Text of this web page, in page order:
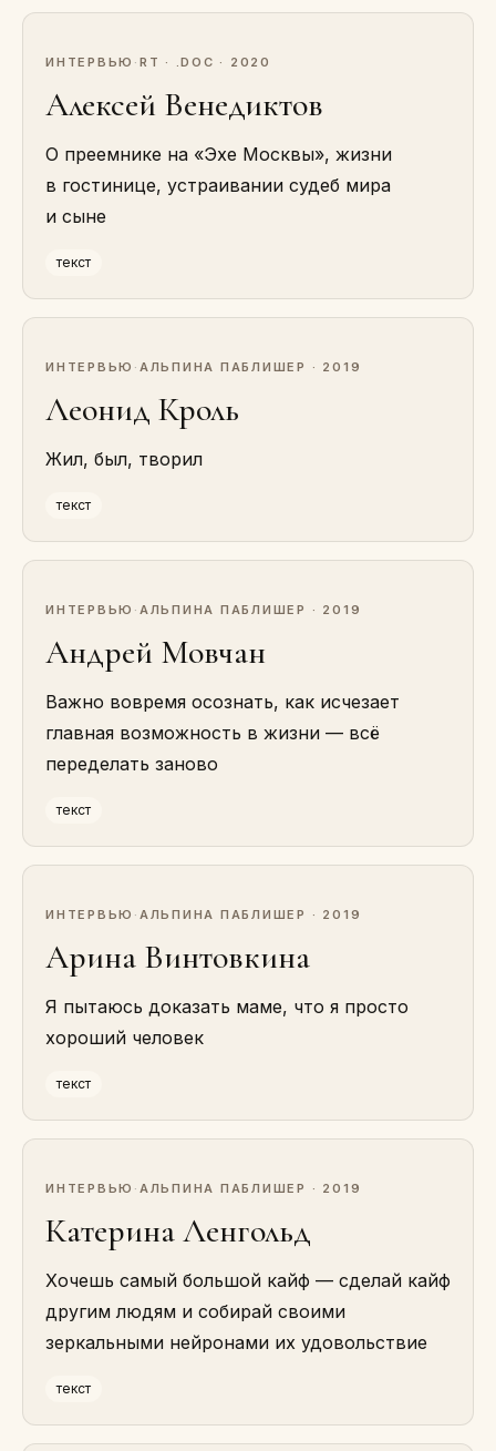
ИНТЕРВЬЮ · RT · .DOC · 2020
Алексей Венедиктов
О преемнике на «Эхе Москвы», жизни
в гостинице, устраивании судеб мира
и сыне
текст
ИНТЕРВЬЮ · АЛЬПИНА ПАБЛИШЕР · 2019
Леонид Кроль
Жил, был, творил
текст
ИНТЕРВЬЮ · АЛЬПИНА ПАБЛИШЕР · 2019
Андрей Мовчан
Важно вовремя осознать, как исчезает
главная возможность в жизни — всё
переделать заново
текст
ИНТЕРВЬЮ · АЛЬПИНА ПАБЛИШЕР · 2019
Арина Винтовкина
Я пытаюсь доказать маме, что я просто
хороший человек
текст
ИНТЕРВЬЮ · АЛЬПИНА ПАБЛИШЕР · 2019
Катерина Ленгольд
Хочешь самый большой кайф — сделай кайф
другим людям и собирай своими
зеркальными нейронами их удовольствие
текст